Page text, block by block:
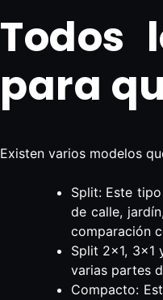
Todos
para
Existen varios modelos
Split: Este
de calle,
comparación
Split 2×1, 3×1
varias partes
Compacto: